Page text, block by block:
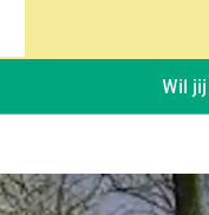
Wil jij ook